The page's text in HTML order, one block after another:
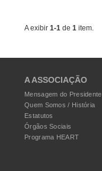
A exibir 1-1 de 1 item.
A ASSOCIAÇÃO
Mensagem do Presidente
Quem Somos / História
Estatutos
Órgãos Sociais
Programa HEART